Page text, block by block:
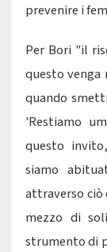
prevenire i
Per Bori "il
questo venga
quando
'Restiamo
questo
siamo
attraverso ciò
mezzo di
strumento di